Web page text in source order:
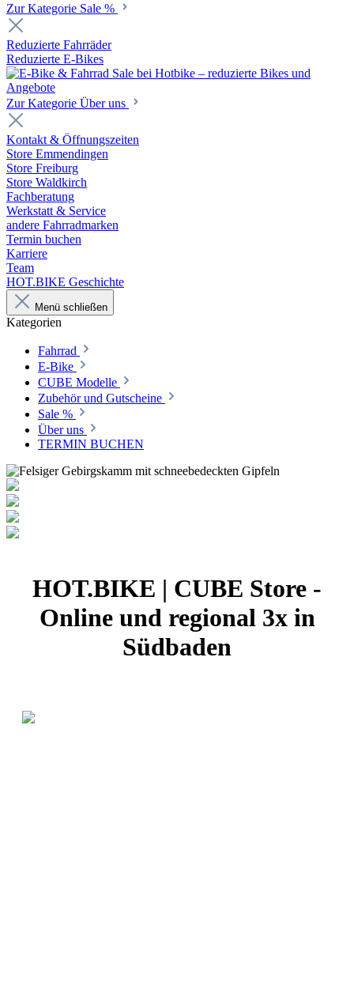
Zur Kategorie Sale %
Reduzierte Fahrräder
Reduzierte E-Bikes
Zur Kategorie Über uns
Kontakt & Öffnungszeiten
Store Emmendingen
Store Freiburg
Store Waldkirch
Fachberatung
Werkstatt & Service
andere Fahrradmarken
Termin buchen
Karriere
Team
HOT.BIKE Geschichte
Menü schließen
Kategorien
Fahrrad
E-Bike
CUBE Modelle
Zubehör und Gutscheine
Sale %
Über uns
TERMIN BUCHEN
HOT.BIKE | CUBE Store -
Online und regional 3x in
Südbaden